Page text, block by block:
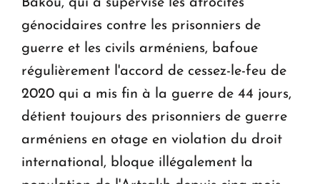
Bakou, qui a supervisé les atrocités
génocidaires contre les prisonniers de
guerre et les civils arméniens, bafoue
régulièrement l'accord de cessez-le-feu de
2020 qui a mis fin à la guerre de 44 jours,
détient toujours des prisonniers de guerre
arméniens en otage en violation du droit
international, bloque illégalement la